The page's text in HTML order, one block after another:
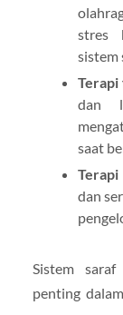
stres
sistem
Terapi
dan
saat
Terapi
dan
Sistem
penting